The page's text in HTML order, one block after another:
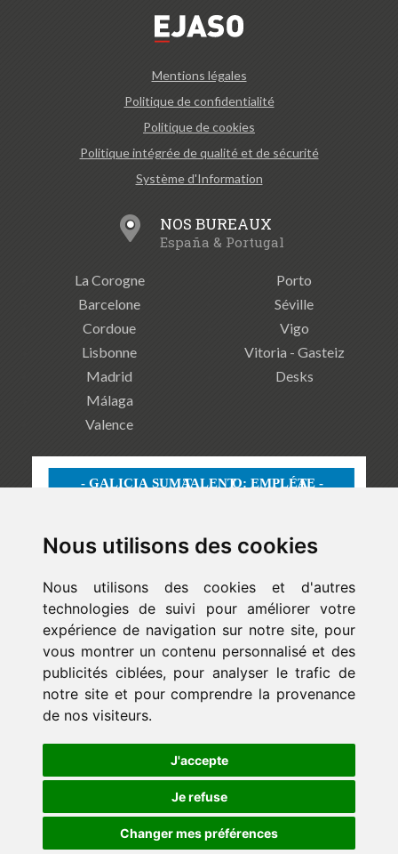
Nous utilisons des cookies
Nous utilisons des cookies et d'autres
technologies de suivi pour améliorer votre
expérience de navigation sur notre site, pour
vous montrer un contenu personnalisé et des
publicités ciblées, pour analyser le trafic de
notre site et pour comprendre la provenance
de nos visiteurs.
J'accepte
Je refuse
Changer mes préférences
Mentions légales
Politique de confidentialité
Politique de cookies
Politique intégrée de qualité et de sécurité
Système d'Information
NOS BUREAUX
España & Portugal
La Corogne
Barcelone
Cordoue
Lisbonne
Madrid
Málaga
Valence
Porto
Séville
Vigo
Vitoria - Gasteiz
Desks
ejaso_comunica@ejaso.com
(+34) 915 341 480